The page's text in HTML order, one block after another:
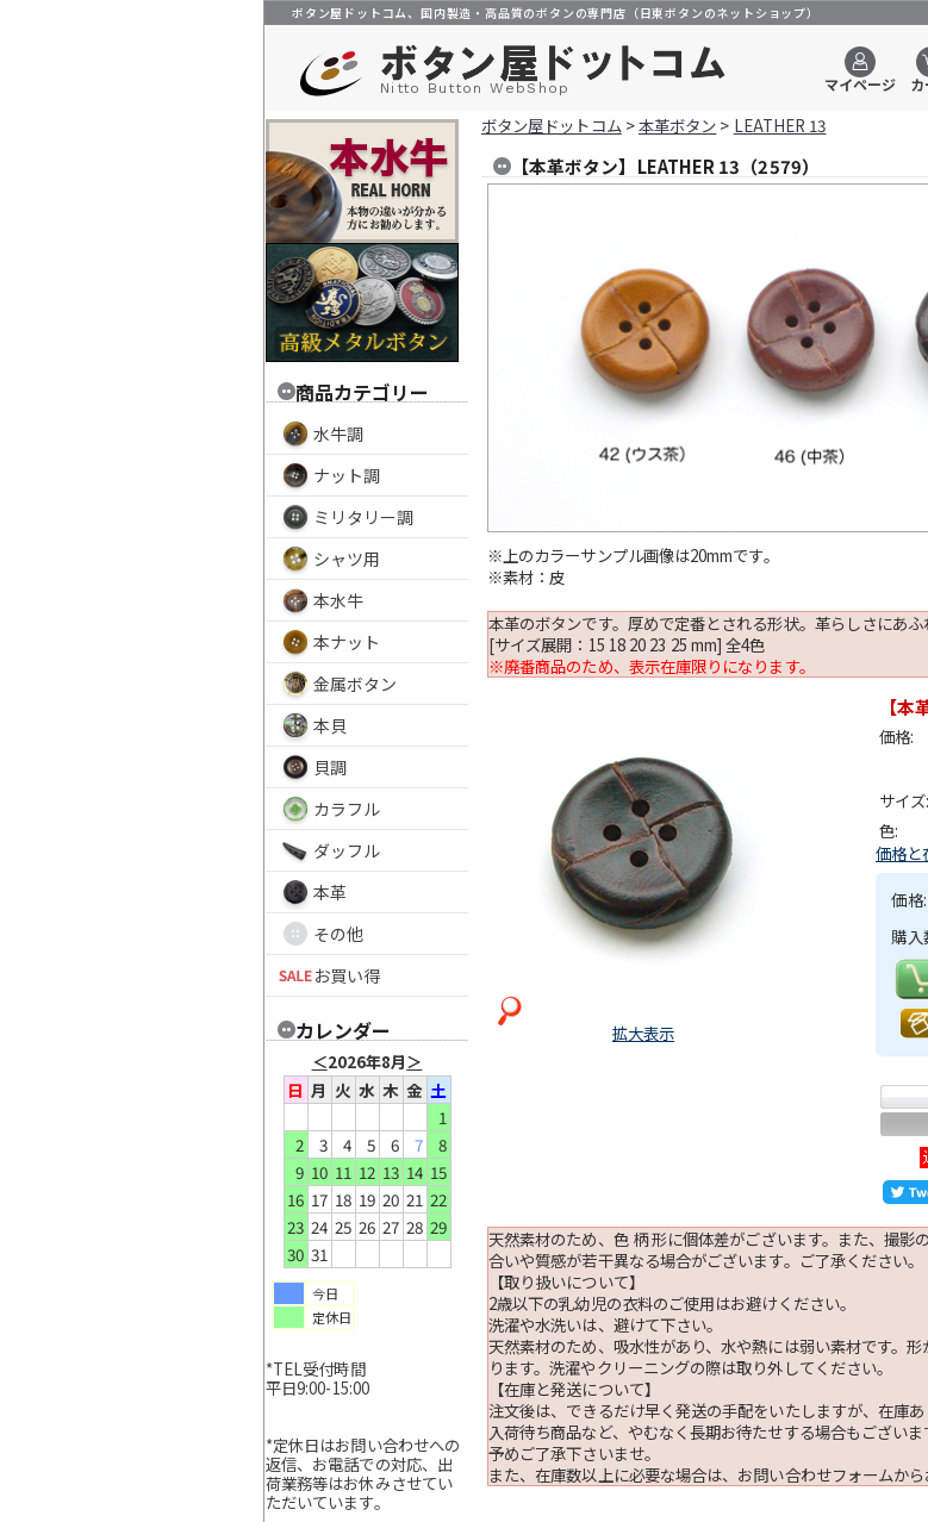
ボタン屋ドットコム、国内製造・高品質のボタンの専門店（日東ボタンのネットショップ）
Nitto Button WebShop マイページ
商品カテゴリー
水牛調
ナット調
ミリタリー調
シャツ用
本水牛
本ナット
金属ボタン
本貝
貝調
カラフル
ダッフル
本革
その他
お買い得
カレンダー
＜2026年8月＞
日 月 火 水 木 金 土
1
2
3 4 5 6 7
8
9 10 11 12 13 14 15
16 17 18 19 20 21 22
23 24 25 26 27 28 29
30 31
今日
定休日
*TEL受付時間
平日9:00-15:00
*定休日はお問い合わせへの
返信、お電話での対応、出
荷業務等はお休みさせてい
ただいています。
ボタン屋ドットコム>本革ボタン > LEATHER 13
【本革ボタン】LEATHER 13（2579）
※上のカラーサンプル画像は20mmです。
※素材：皮
本革のボタンです。厚めで定番とされる形状。革らしさにあふ
[サイズ展開：15 18 20 23 25 mm] 全4色
※廃番商品のため、表示在庫限りになります。
拡大表示
【
価格:
サイズ:
色:
価格と
価格:
購入
天然素材のため、色 柄 形に個体差がございます。また、撮
合いや質感が若干異なる場合がございます。ご了承ください。
【取り扱いについて】
2歳以下の乳幼児の衣料のご使用はお避けください。
洗濯や水洗いは、避けて下さい。
天然素材のため、吸水性があり、水や熱には弱い素材です。
ります。洗濯やクリーニングの際は取り外してください。
【在庫と発送について】
注文後は、できるだけ早く発送の手配をいたしますが、在庫
入荷待ち商品など、やむなく長期お待たせする場合もござい
予めご了承下さいませ。
また、在庫数以上に必要な場合は、お問い合わせフォームから